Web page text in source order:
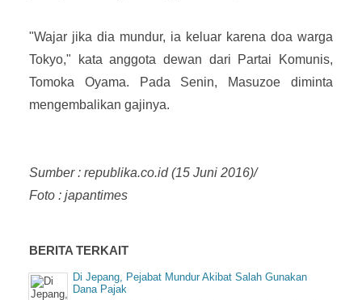
"Wajar jika dia mundur, ia keluar karena doa warga
Tokyo," kata anggota dewan dari Partai Komunis,
Tomoka Oyama. Pada Senin, Masuzoe diminta
mengembalikan gajinya.
Sumber : republika.co.id (15 Juni 2016)/
Foto : japantimes
BERITA TERKAIT
Di Jepang, Pejabat Mundur Akibat Salah Gunakan
Dana Pajak